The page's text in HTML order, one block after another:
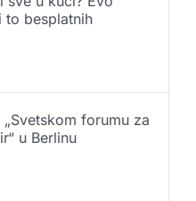
u kući? Evo
besplatnih
forumu za
u Berlinu